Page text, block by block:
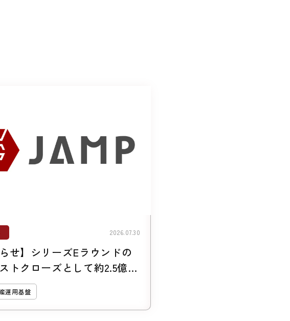
2026.07.30
らせ】シリーズEラウンドの
トクローズとして約2.5億円
ました
運用基盤